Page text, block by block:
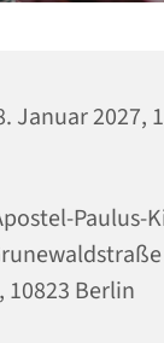
Januar 2027,
Paulus-
Berlin